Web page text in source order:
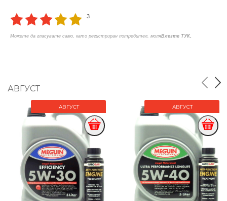
3
Можете да гласувате само, като регистриран потребител, моляВлезте ТУК
АВГУСТ
АВГУСТ АВГУСТ